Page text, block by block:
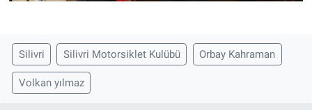
Silivri Silivri Motorsiklet Kulübü Orbay Kahraman
Volkan yılmaz